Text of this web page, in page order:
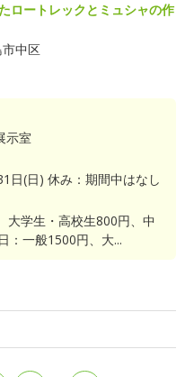
ロートレックとミュシャの作
市中区
示室
日(日) 休み：期間中はなし
大学生・高校生800円、中
一般1500円、大...